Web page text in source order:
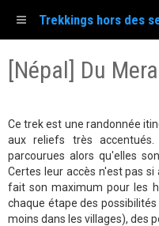
Trekkings hors des
[Népal] Du
Ce trek est une randonnée
aux reliefs très
parcourues alors qu'elles
Certes leur accès n'est pas
fait son maximum pour les
chaque étape des
moins dans les villages), des